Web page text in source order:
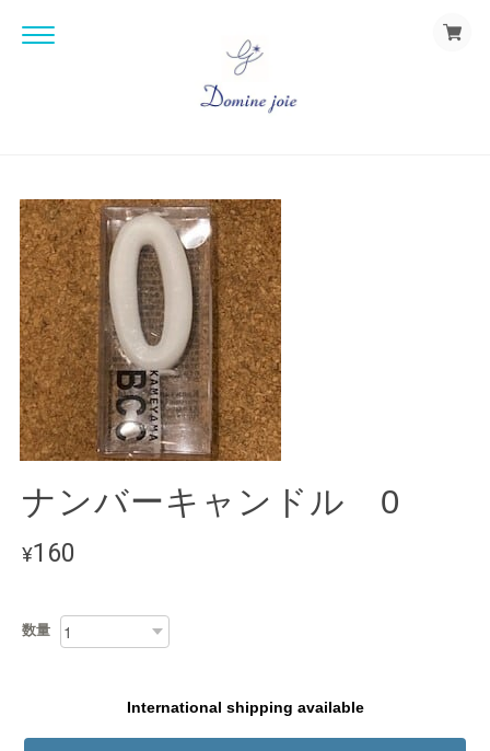
ナンバーキャンドル 0
¥160
数量
International shipping available